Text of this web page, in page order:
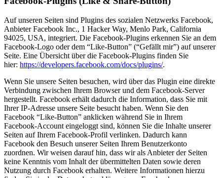
Auf unseren Seiten sind Plugins des sozialen Netzwerks Facebook,
Anbieter Facebook Inc., 1 Hacker Way, Menlo Park, California
94025, USA, integriert. Die Facebook-Plugins erkennen Sie an dem
Facebook-Logo oder dem “Like-Button” (“Gefällt mir”) auf unserer
Seite. Eine Übersicht über die Facebook-Plugins finden Sie
hier: https://developers.facebook.com/docs/plugins/.
Wenn Sie unsere Seiten besuchen, wird über das Plugin eine direkte
Verbindung zwischen Ihrem Browser und dem Facebook-Server
hergestellt. Facebook erhält dadurch die Information, dass Sie mit
Ihrer IP-Adresse unsere Seite besucht haben. Wenn Sie den
Facebook “Like-Button” anklicken während Sie in Ihrem
Facebook-Account eingeloggt sind, können Sie die Inhalte unserer
Seiten auf Ihrem Facebook-Profil verlinken. Dadurch kann
Facebook den Besuch unserer Seiten Ihrem Benutzerkonto
zuordnen. Wir weisen darauf hin, dass wir als Anbieter der Seiten
keine Kenntnis vom Inhalt der übermittelten Daten sowie deren
Nutzung durch Facebook erhalten. Weitere Informationen hierzu